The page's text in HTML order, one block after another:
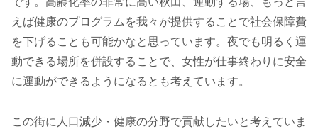
えば健康のプログラムを我々が提供することで社会保障費
を下げることも可能かなと思っています。夜でも明るく運
動できる場所を併設することで、女性が仕事終わりに安全
に運動ができるようになるとも考えています。
この街に人口減少・健康の分野で貢献したいと考えていま